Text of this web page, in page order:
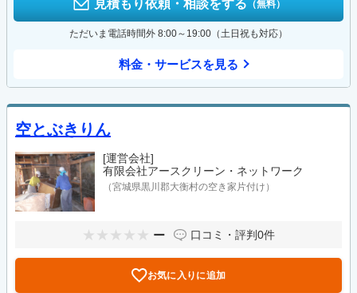
見積もり依頼・相談をする （無料）
ただいま電話時間外 8:00～19:00（土日祝も対応）
料金・サービスを見る
空とぶきりん
[運営会社]
有限会社アースクリーン・ネットワーク
（宮城県黒川郡大衡村の空き家片付け）
ー 口コミ・評判0件
お気に入りに追加